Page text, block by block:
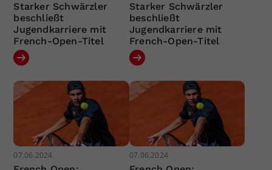
Starker Schwärzler
beschließt
Jugendkarriere mit
French-Open-Titel
Starker Schwärzler
beschließt
Jugendkarriere mit
French-Open-Titel
07.06.2024 07.06.2024